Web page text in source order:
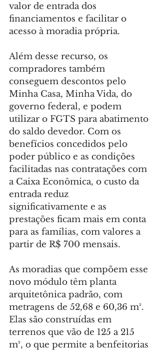
valor de entrada dos
financiamentos e facilitar o
acesso à moradia própria.
Além desse recurso, os
compradores também
conseguem descontos pelo
Minha Casa, Minha Vida, do
governo federal, e podem
utilizar o FGTS para abatimento
do saldo devedor. Com os
benefícios concedidos pelo
poder público e as condições
facilitadas nas contratações com
a Caixa Econômica, o custo da
entrada reduz
significativamente e as
prestações ficam mais em conta
para as famílias, com valores a
partir de R$ 700 mensais.
As moradias que compõem esse
novo módulo têm planta
arquitetônica padrão, com
metragens de 52,68 e 60,36 m².
Elas são construídas em
terrenos que vão de 125 a 215
m², o que permite a benfeitorias